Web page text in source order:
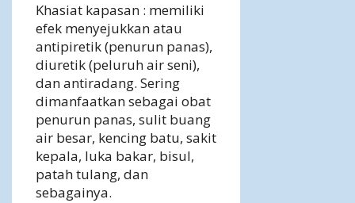
Khasiat kapasan : memiliki
efek menyejukkan atau
antipiretik (penurun panas),
diuretik (peluruh air seni),
dan antiradang. Sering
dimanfaatkan sebagai obat
penurun panas, sulit buang
air besar, kencing batu, sakit
kepala, luka bakar, bisul,
patah tulang, dan
sebagainya.